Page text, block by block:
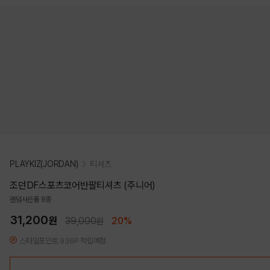
PLAYKIZ(JORDAN) 티셔츠
조던DF스포츠코어반팔티셔츠 (주니어)
랜덤사은품 8종
31,200원 39,000원 20%
스타일포인트 936P 적립예정